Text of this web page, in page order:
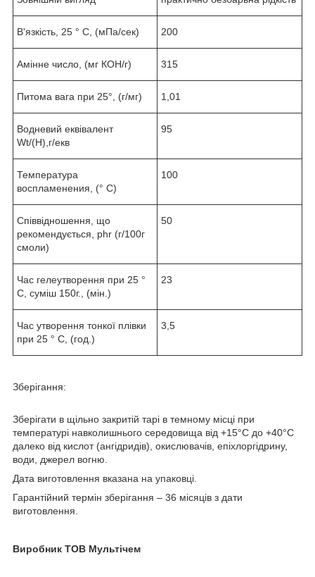
В'язкість, 25 ° С, (мПа/сек) 200
Амінне число, (мг КОН/г) 315
Питома вага при 25°, (г/мг) 1,01
Водневий еквівалент
Wt/(H),г/екв
95
Температура
воспламенения, (° С)
100
Співвідношення, що
рекомендується, phr (г/100г
смоли)
50
Час гелеутворення при 25 °
С, суміш 150г., (мін.)
23
Час утворення тонкої плівки
при 25 ° С, (год.)
3,5
Зберігання:
Зберігати в щільно закритій тарі в темному місці при
температурі навколишнього середовища від +15°С до +40°С
далеко від кислот (ангідридів), окислювачів, епіхлоргідрину,
води, джерел вогню.
Дата виготовлення вказана на упаковці.
Гарантійний термін зберігання – 36 місяців з дати
виготовлення.
Виробник ТОВ Мультічем